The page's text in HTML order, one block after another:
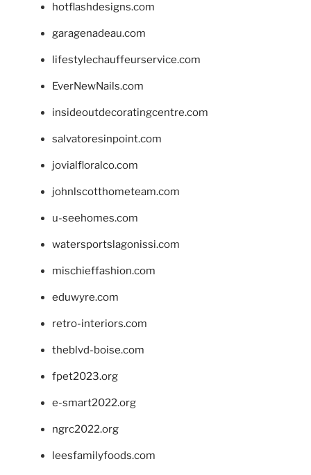
hotflashdesigns.com
garagenadeau.com
lifestylechauffeurservice.com
EverNewNails.com
insideoutdecoratingcentre.com
salvatoresinpoint.com
jovialfloralco.com
johnlscotthometeam.com
u-seehomes.com
watersportslagonissi.com
mischieffashion.com
eduwyre.com
retro-interiors.com
theblvd-boise.com
fpet2023.org
e-smart2022.org
ngrc2022.org
leesfamilyfoods.com